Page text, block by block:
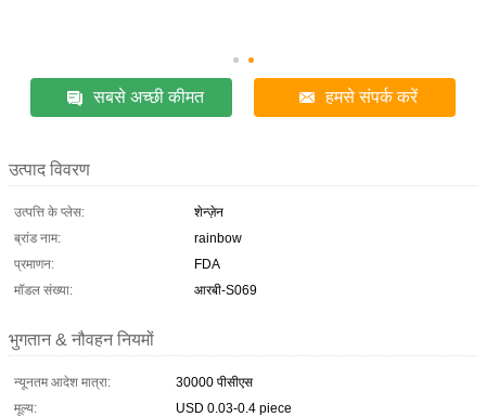
सबसे अच्छी कीमत हमसे संपर्क करें
उत्पाद विवरण
उत्पत्ति के प्लेस:
शेन्ज़ेन
ब्रांड नाम:
rainbow
प्रमाणन:
FDA
मॉडल संख्या:
आरबी-S069
भुगतान & नौवहन नियमों
न्यूनतम आदेश मात्रा:
30000 पीसीएस
मूल्य:
USD 0.03-0.4 piece